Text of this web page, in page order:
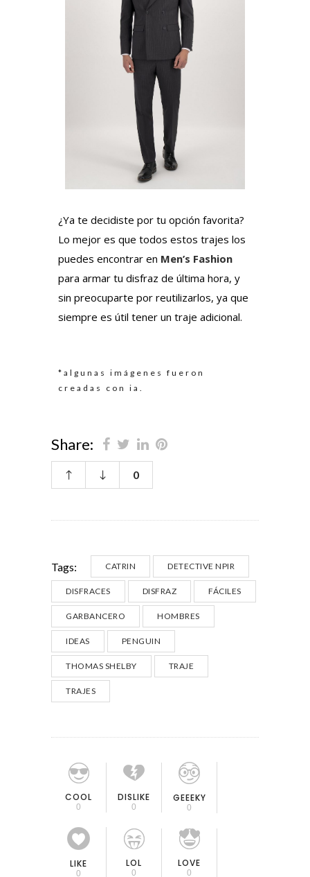
¿Ya te decidiste por tu opción favorita?
Lo mejor es que todos estos trajes los
puedes encontrar en Men’s Fashion
para armar tu disfraz de última hora, y
sin preocuparte por reutilizarlos, ya que
siempre es útil tener un traje adicional.
*algunas imágenes fueron
creadas con ia.
Share:
0
Tags: CATRIN DETECTIVE NPIR
DISFRACES DISFRAZ FÁCILES
GARBANCERO HOMBRES
IDEAS PENGUIN
THOMAS SHELBY TRAJE
TRAJES
COOL
0
DISLIKE
0
GEEEKY
0
LIKE
0
LOL
0
LOVE
0